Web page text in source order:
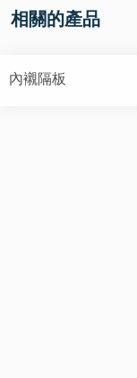
相關的產品
內襯隔板